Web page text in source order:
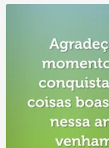
SAUDADE